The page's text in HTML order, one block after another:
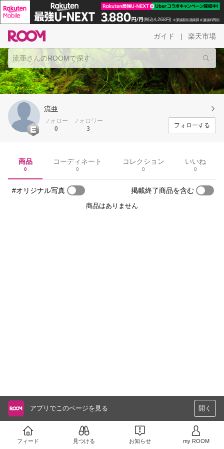
ガイド 楽天市場
流亜
フォロー
0
フォロワー
3
フォローする
商品
0
コーディネート
0
コレクション
0
いいね
0
#オリジナル写真 掲載終了商品を含む
商品はありません
アプリでこのページを見る 開く
フィード 見つける お知らせ my ROOM